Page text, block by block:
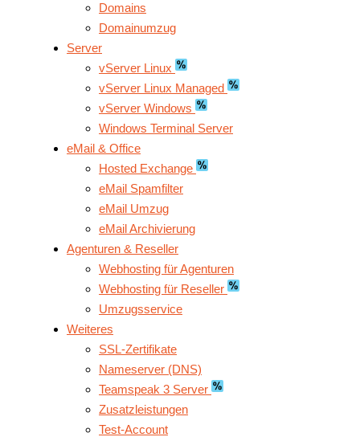
Domains
Domainumzug
Server
vServer Linux
vServer Linux Managed
vServer Windows
Windows Terminal Server
eMail & Office
Hosted Exchange
eMail Spamfilter
eMail Umzug
eMail Archivierung
Agenturen & Reseller
Webhosting für Agenturen
Webhosting für Reseller
Umzugsservice
Weiteres
SSL-Zertifikate
Nameserver (DNS)
Teamspeak 3 Server
Zusatzleistungen
Test-Account